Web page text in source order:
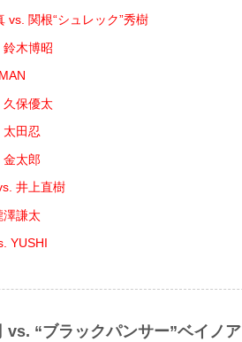
vs. 関根“シュレック”秀樹
木博昭
保優太
田忍
太郎
井上直樹
謙太
YUSHI
vs. “ブラックパンサー”ベイノア